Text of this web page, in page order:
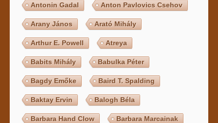
Antonin Gadal Anton Pavlovics Csehov
Arany János Arató Mihály
Arthur E. Powell Atreya
Babits Mihály Babulka Péter
Bagdy Emőke Baird T. Spalding
Baktay Ervin Balogh Béla
Barbara Hand Clow Barbara Marcainak